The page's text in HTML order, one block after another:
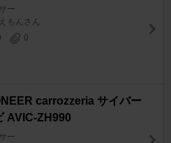
ー
もんさん
0
carrozzeria サイバー
AVIC-ZH990
ー